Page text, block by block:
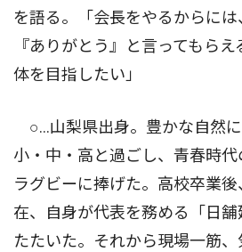
を語る。「会長をやるからには
『ありがとう』と言ってもら
体を目指したい」
○…山梨県出身。豊かな自然
小・中・高と過ごし、青春時
ラグビーに捧げた。高校卒業
在、自身が代表を務める「日
たたいた。それから現場一筋